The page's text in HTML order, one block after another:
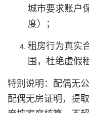
城市要求账户
度）；
租房行为真实
围，杜绝虚假
特别说明：配偶无
配偶无房证明，提